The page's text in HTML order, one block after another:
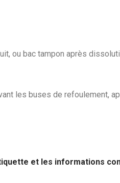
ou bac tampon après
les buses de refoulement,
et les informations